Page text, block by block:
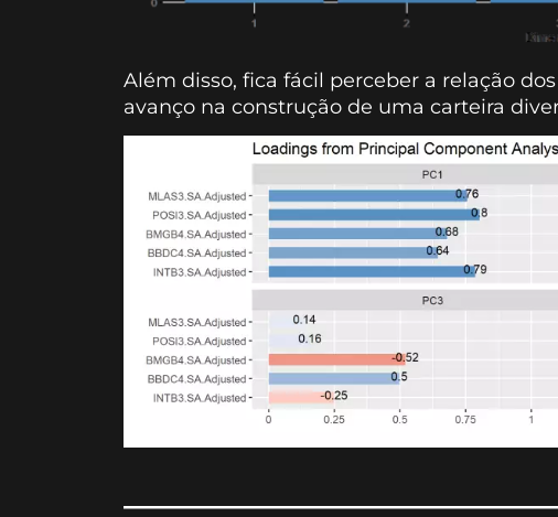
Além disso, fica fácil perceber a relação
avanço na construção de uma carteira